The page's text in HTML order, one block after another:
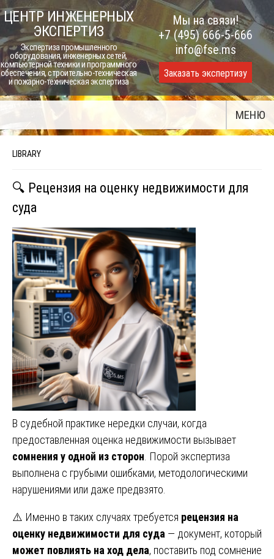
Skip
to
content
ЦЕНТР ИНЖЕНЕРНЫХ
ЭКСПЕРТИЗ
Экспертиза промышленного
оборудования, инженерных сетей,
компьютерной техники и программного
обеспечения, строительно-техническая
и пожарно-техническая экспертиза
Мы на связи!
+7 (495) 666-5-666
info@fse.ms
Заказать экспертизу
МЕНЮ
LIBRARY
🔍 Рецензия на оценку недвижимости для
суда
В судебной практике нередки случаи, когда
предоставленная оценка недвижимости вызывает
сомнения у одной из сторон . Порой экспертиза
выполнена с грубыми ошибками, методологическими
нарушениями или даже предвзято.
⚠️ Именно в таких случаях требуется рецензия на
оценку недвижимости для суда — документ, который
может повлиять на ход дела, поставить под сомнение